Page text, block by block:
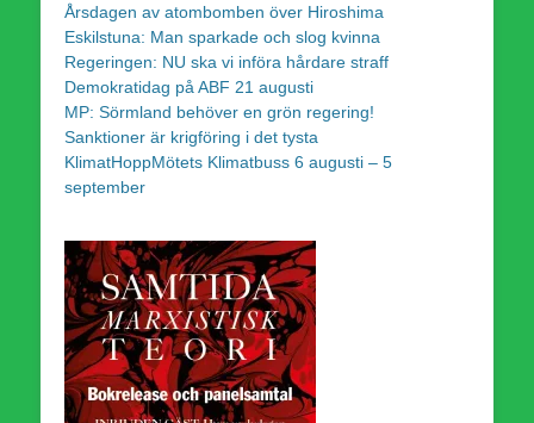
Årsdagen av atombomben över Hiroshima
Eskilstuna: Man sparkade och slog kvinna
Regeringen: NU ska vi införa hårdare straff
Demokratidag på ABF 21 augusti
MP: Sörmland behöver en grön regering!
Sanktioner är krigföring i det tysta
KlimatHoppMötets Klimatbuss 6 augusti – 5
september